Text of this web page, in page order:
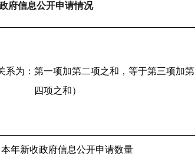
府信息公开申请情况
系为：第一项加第二项之和，等于第三项加第
四项之和）
年新收政府信息公开申请数量